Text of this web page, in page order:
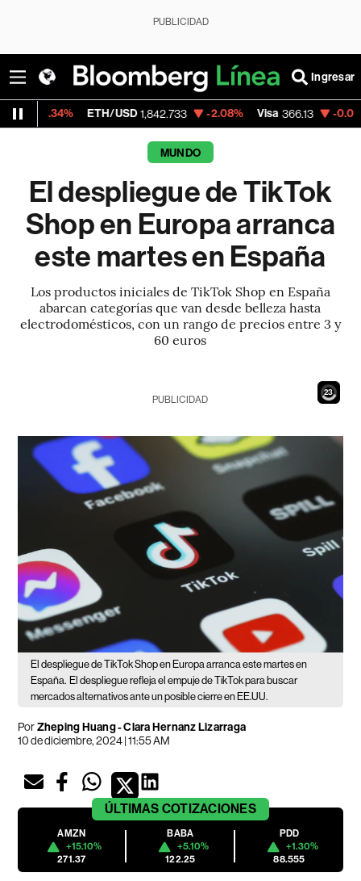
PUBLICIDAD
Ingresar
ETH/USD 1,842.733 -2.08% Visa 366.13 -0.04%
MUNDO
El despliegue de TikTok
Shop en Europa arranca
este martes en España
Los productos iniciales de TikTok Shop en España
abarcan categorías que van desde belleza hasta
electrodomésticos, con un rango de precios entre 3 y
60 euros
21
PUBLICIDAD
El despliegue de TikTok Shop en Europa arranca este martes en
España. El despliegue refleja el empuje de TikTok para buscar
mercados alternativos ante un posible cierre en EE.UU.
PorZheping Huang - Clara Hernanz Lizarraga
10 de diciembre, 2024 | 11:55 AM
ÚLTIMAS COTIZACIONES
AMZN
+15.10%
271.37
BABA
+5.10%
122.25
PDD
+1.30%
88.555